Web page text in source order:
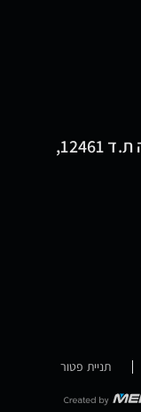
הבנאים 18, אזור תעשיה כבדה ת.ד 12461,
תניית פטור